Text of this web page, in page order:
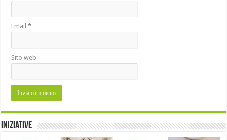
Email*
Sito web
Iniziative